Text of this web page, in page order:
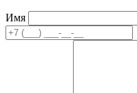
Имя